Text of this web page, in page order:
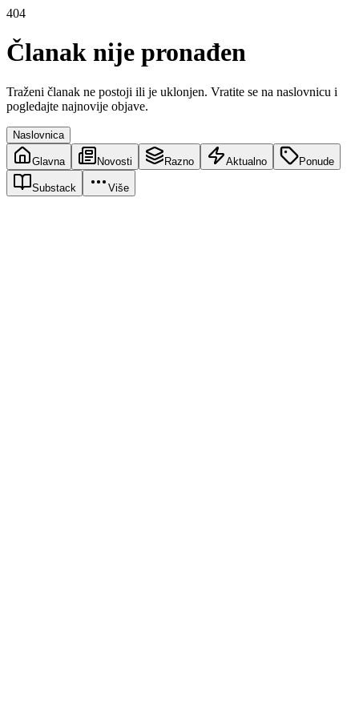
404
Članak nije pronađen
Traženi članak ne postoji ili je uklonjen. Vratite se na naslovnicu i
pogledajte najnovije objave.
Naslovnica
Glavna Novosti Razno Aktualno Ponude
Substack Više